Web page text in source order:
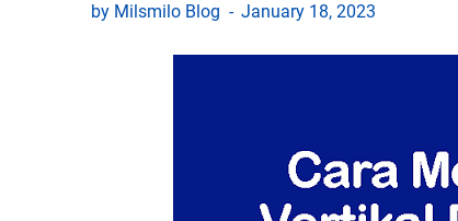
by Milsmilo Blog January 18, 2023